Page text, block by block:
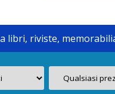
libri, riviste,